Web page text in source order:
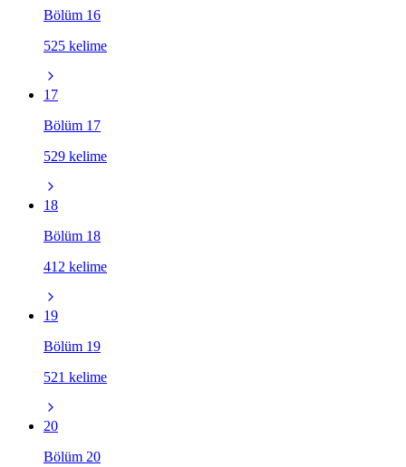
Bölüm 16
525 kelime
17
Bölüm 17
529 kelime
18
Bölüm 18
412 kelime
19
Bölüm 19
521 kelime
20
Bölüm 20